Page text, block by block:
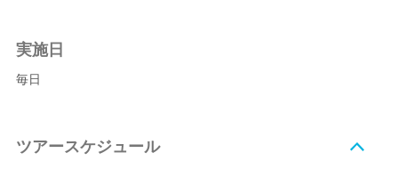
実施日
毎日
ツアースケジュール